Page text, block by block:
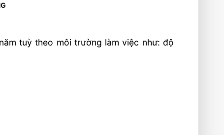
tuỳ theo môi trường làm việc như: độ